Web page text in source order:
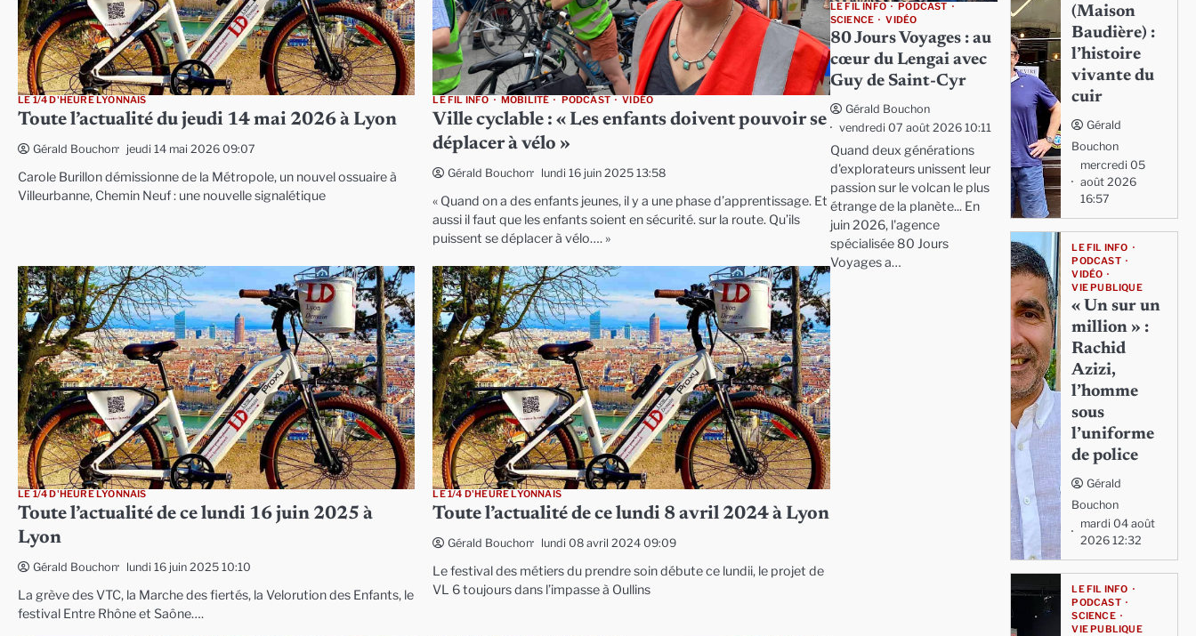
LE 1/4 D'HEURE LYONNAIS
Toute l’actualité du jeudi 14 mai 2026 à Lyon
Gérald Bouchon jeudi 14 mai 2026 09:07
Carole Burillon démissionne de la Métropole, un nouvel ossuaire à
Villeurbanne, Chemin Neuf : une nouvelle signalétique
LE FIL INFO MOBILITÉ PODCAST VIDÉO
Ville cyclable : « Les enfants doivent pouvoir se
déplacer à vélo »
Gérald Bouchon lundi 16 juin 2025 13:58
« Quand on a des enfants jeunes, il y a une phase d’apprentissage. Et
aussi il faut que les enfants soient en sécurité. sur la route. Qu’ils
puissent se déplacer à vélo…. »
LE 1/4 D'HEURE LYONNAIS
Toute l’actualité de ce lundi 16 juin 2025 à
Lyon
Gérald Bouchon lundi 16 juin 2025 10:10
La grève des VTC, la Marche des fiertés, la Velorution des Enfants, le
festival Entre Rhône et Saône….
LE 1/4 D'HEURE LYONNAIS
Toute l’actualité de ce lundi 8 avril 2024 à Lyon
Gérald Bouchon lundi 08 avril 2024 09:09
Le festival des métiers du prendre soin débute ce lundii, le projet de
VL 6 toujours dans l’impasse à Oullins
LE FIL INFO
PODCAST
SCIENCE
VIDÉO
80 Jours Voyages : au
cœur du Lengai avec
Guy de Saint-Cyr
Gérald Bouchon
vendredi 07 août 2026 10:11
Quand deux générations
d'explorateurs unissent leur
passion sur le volcan le plus
étrange de la planète... En
juin 2026, l'agence
spécialisée 80 Jours
Voyages a…
(Maison
Baudière) :
l’histoire
vivante du
cuir
Gérald
Bouchon
mercredi 05
août 2026
16:57
LE FIL INFO
PODCAST
VIDÉO
VIE PUBLIQUE
« Un sur un
million » :
Rachid
Azizi,
l’homme
sous
l’uniforme
de police
Gérald
Bouchon
mardi 04 août
2026 12:32
LE FIL INFO
PODCAST
SCIENCE
VIE PUBLIQUE